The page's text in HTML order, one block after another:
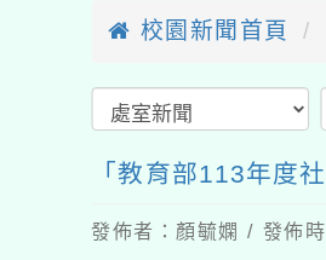
校園新聞首頁
「教育部113年度
發佈者：顏毓嫻 / 發佈